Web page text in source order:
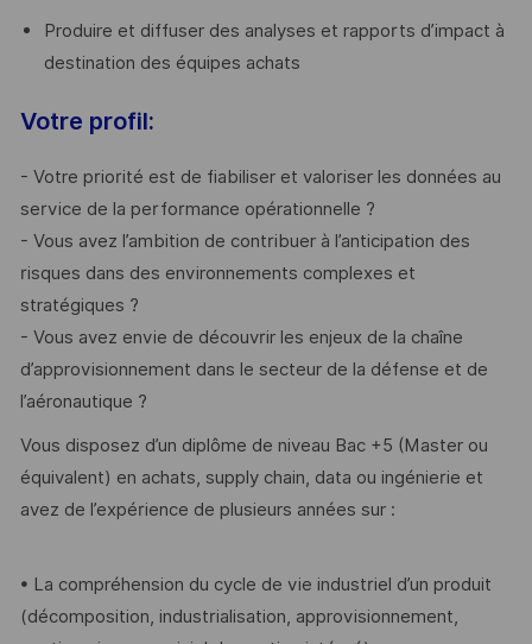
Produire et diffuser des analyses et rapports d’impact à
destination des équipes achats
Votre profil:
- Votre priorité est de fiabiliser et valoriser les données au
service de la performance opérationnelle ?
- Vous avez l’ambition de contribuer à l’anticipation des
risques dans des environnements complexes et
stratégiques ?
- Vous avez envie de découvrir les enjeux de la chaîne
d’approvisionnement dans le secteur de la défense et de
l’aéronautique ?
Vous disposez d’un diplôme de niveau Bac +5 (Master ou
équivalent) en achats, supply chain, data ou ingénierie et
avez de l’expérience de plusieurs années sur :
• La compréhension du cycle de vie industriel d’un produit
(décomposition, industrialisation, approvisionnement,